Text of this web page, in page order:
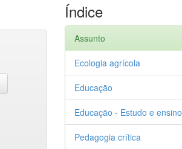
Índice
Assunto
Ecologia agrícola
Educação
Educação - Estudo e ensino
Pedagogia crítica